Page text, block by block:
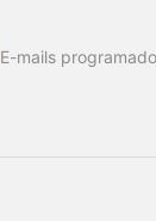
E-mails